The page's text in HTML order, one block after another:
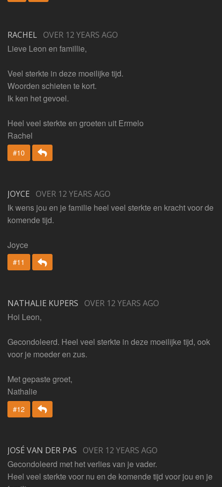
RACHEL OVER 12 YEARS AGO
Lieve Leon en famillie,
Veel sterkte in deze moeilijke tijd.
Woorden schieten te kort.
Ik ken het gevoel.
Heel veel sterkte en groeten uit Ermelo
Rachel
#10 Beantwoorden
JOYCE OVER 12 YEARS AGO
Ik wens jou en je familie heel veel sterkte en kracht voor de
komende tijd.
Joyce
#11 Beantwoorden
NATHALIE KUPERS OVER 12 YEARS AGO
Hoi Leon,
Gecondoleerd. Heel veel sterkte in deze moeilijke tijd, ook
voor je moeder en zus.
Met gepaste groet,
Nathalie
#12 Beantwoorden
JOSÉ VAN DER PAS OVER 12 YEARS AGO
Gecondoleerd met het verlies van je vader.
Heel veel sterkte voor nu en de komende tijd voor jou en je